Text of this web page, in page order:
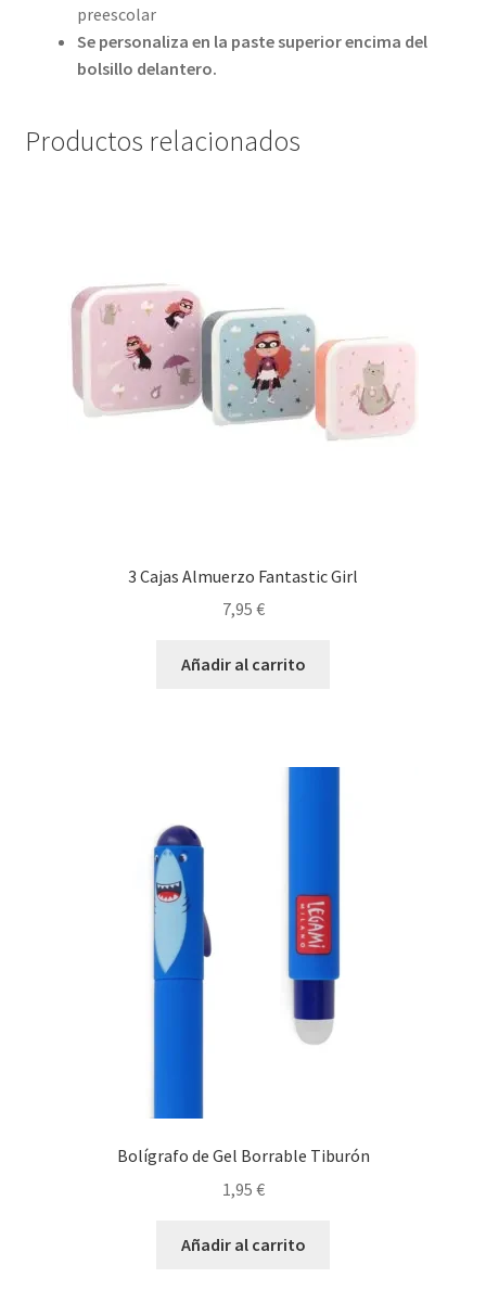
preescolar
Se personaliza en la paste superior encima del
bolsillo delantero.
Productos relacionados
3 Cajas Almuerzo Fantastic Girl
7,95 €
Añadir al carrito
Bolígrafo de Gel Borrable Tiburón
1,95 €
Añadir al carrito